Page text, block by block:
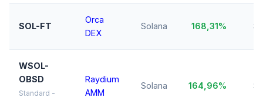
SOL-FT
Orca
DEX
Solana 168,31%
WSOL-
OBSD
Standard -
Raydium
AMM
Solana 164,96%